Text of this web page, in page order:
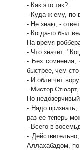
- Как это так?
- Куда ж ему, по-
- Не знаю, -
- Когда-то был
На время
- Что значит:
- Без сомнения,
быстрее, чем
- И облегчит вору
- Мистер Стюарт,
Но
- Надо признать,
раз ее теперь
- Всего в
-
Аллахабадом, по